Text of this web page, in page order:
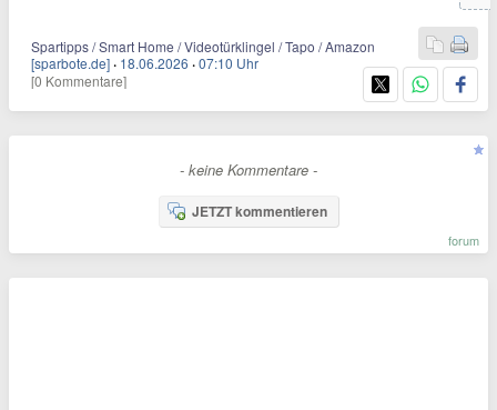
Spartipps / Smart Home / Videotürklingel / Tapo / Amazon
[sparbote.de] · 18.06.2026 ·07:10 Uhr
[0 Kommentare]
- keine Kommentare -
JETZT kommentieren
forum